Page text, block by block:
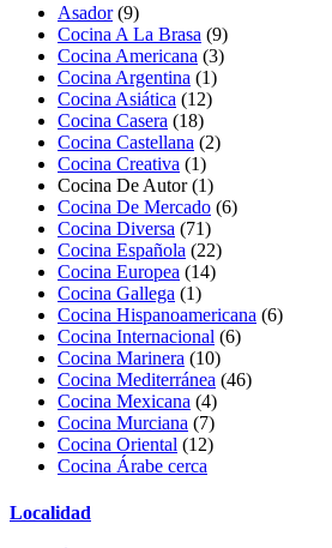
Asador(9)
Cocina A La Brasa (9)
Cocina Americana (3)
Cocina Argentina (1)
Cocina Asiática (12)
Cocina Casera (18)
Cocina Castellana (2)
Cocina Creativa (1)
Cocina De Autor (1)
Cocina De Mercado (6)
Cocina Diversa (71)
Cocina Española (22)
Cocina Europea (14)
Cocina Gallega (1)
Cocina Hispanoamericana (6)
Cocina Internacional (6)
Cocina Marinera (10)
Cocina Mediterránea (46)
Cocina Mexicana (4)
Cocina Murciana (7)
Cocina Oriental (12)
Cocina Árabe cerca
Localidad